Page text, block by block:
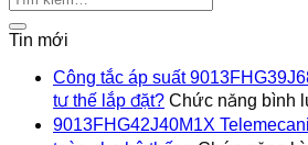
Tin mới
Công tắc áp suất
tư thế lắp đặt? Chức năng bình
9013FHG42J40M1X